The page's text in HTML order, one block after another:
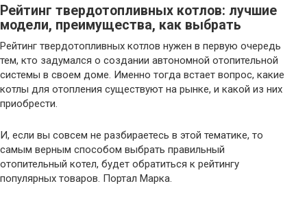
Рейтинг твердотопливных котлов: лучшие
модели, преимущества, как выбрать
Рейтинг твердотопливных котлов нужен в первую очередь
тем, кто задумался о создании автономной отопительной
системы в своем доме. Именно тогда встает вопрос, какие
котлы для отопления существуют на рынке, и какой из них
приобрести.
И, если вы совсем не разбираетесь в этой тематике, то
самым верным способом выбрать правильный
отопительный котел, будет обратиться к рейтингу
популярных товаров. Портал Марка.